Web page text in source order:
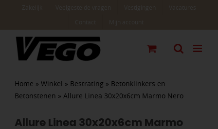
Home » Winkel » Bestrating » Betonklinkers en
Betonstenen » Allure Linea 30x20x6cm Marmo Nero
Allure Linea 30x20x6cm Marmo